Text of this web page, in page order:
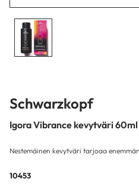
Schwarzkopf
Igora Vibrance kevytväri 60ml
Nestemäinen kevytväri tarjoaa
10453